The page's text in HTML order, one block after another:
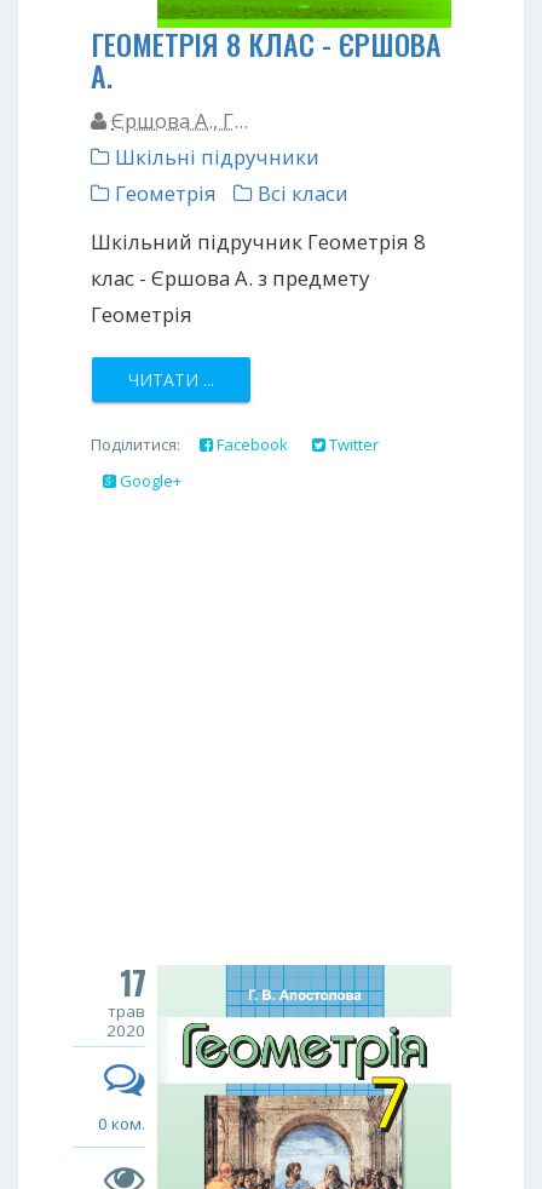
ГЕОМЕТРІЯ 8 КЛАС - ЄРШОВА
А.
Єршова А., Г...
Шкільні підручники
Геометрія
Всі класи
Шкільний підручник Геометрія 8
клас - Єршова А. з предмету
Геометрія
ЧИТАТИ ...
Поділитися: Facebook
Twitter
Google+
17
трав
2020
0 ком.